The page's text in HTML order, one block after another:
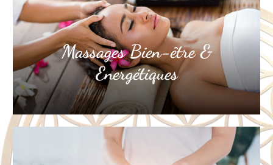
Massages Bien-être &
Energétiques